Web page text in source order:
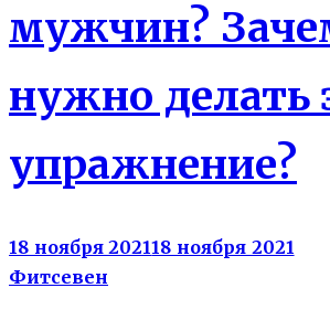
мужчин?
нужно делать
упражнение?
18 ноября 202118 ноября 2021
Фитсевен